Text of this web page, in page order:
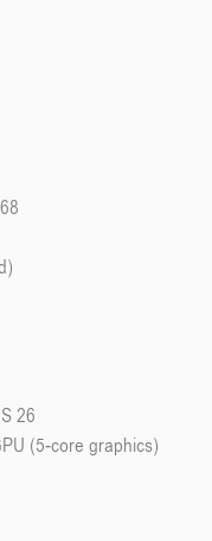
26
(5-core graphics)